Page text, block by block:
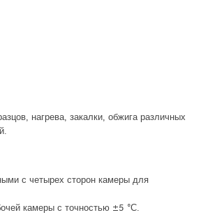
нагрева, закалки, обжига различных
с четырех сторон камеры для
камеры с точностью ±5 °С.